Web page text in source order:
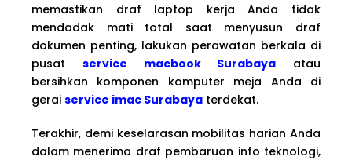
memastikan draf laptop kerja Anda tidak
mendadak mati total saat menyusun draf
dokumen penting, lakukan perawatan berkala di
pusat service macbook Surabaya atau
bersihkan komponen komputer meja Anda di
gerai service imac Surabaya terdekat.
Terakhir, demi keselarasan mobilitas harian Anda
dalam menerima draf pembaruan info teknologi,